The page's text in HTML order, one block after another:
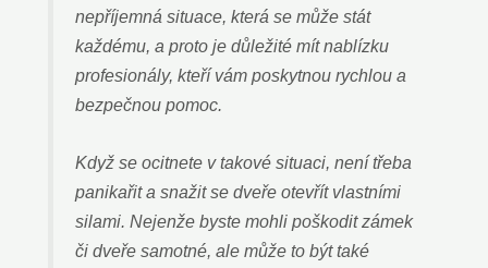
nepříjemná situace, která se může stát
každému, a proto je důležité mít nablízku
profesionály, kteří vám poskytnou rychlou a
bezpečnou pomoc.
Když se ocitnete v takové situaci, není třeba
panikařit a snažit se dveře otevřít vlastními
silami. Nejenže byste mohli poškodit zámek
či dveře samotné, ale může to být také